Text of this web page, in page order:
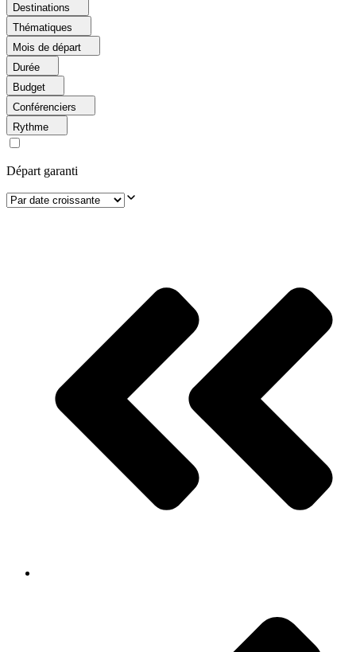
Destinations
Thématiques
Mois de départ
Durée
Budget
Conférenciers
Rythme
Départ garanti